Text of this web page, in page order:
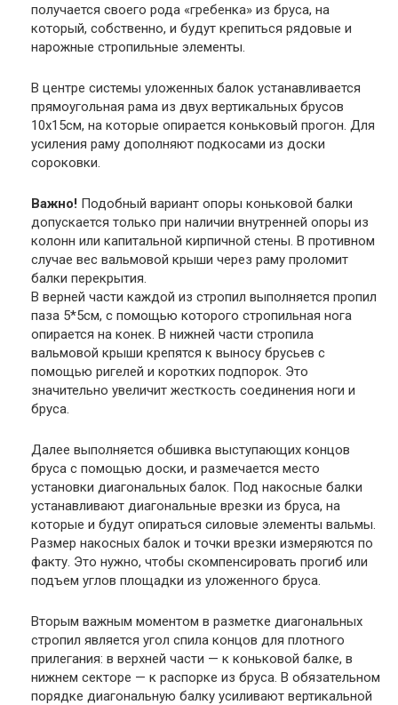
получается своего рода «гребенка» из бруса, на
который, собственно, и будут крепиться рядовые и
нарожные стропильные элементы.
В центре системы уложенных балок устанавливается
прямоугольная рама из двух вертикальных брусов
10х15см, на которые опирается коньковый прогон. Для
усиления раму дополняют подкосами из доски
сороковки.
Важно! Подобный вариант опоры коньковой балки
допускается только при наличии внутренней опоры из
колонн или капитальной кирпичной стены. В противном
случае вес вальмовой крыши через раму проломит
балки перекрытия.
В верней части каждой из стропил выполняется пропил
паза 5*5см, с помощью которого стропильная нога
опирается на конек. В нижней части стропила
вальмовой крыши крепятся к выносу брусьев с
помощью ригелей и коротких подпорок. Это
значительно увеличит жесткость соединения ноги и
бруса.
Далее выполняется обшивка выступающих концов
бруса с помощью доски, и размечается место
установки диагональных балок. Под накосные балки
устанавливают диагональные врезки из бруса, на
которые и будут опираться силовые элементы вальмы.
Размер накосных балок и точки врезки измеряются по
факту. Это нужно, чтобы скомпенсировать прогиб или
подъем углов площадки из уложенного бруса.
Вторым важным моментом в разметке диагональных
стропил является угол спила концов для плотного
прилегания: в верхней части — к коньковой балке, в
нижнем секторе — к распорке из бруса. В обязательном
порядке диагональную балку усиливают вертикальной